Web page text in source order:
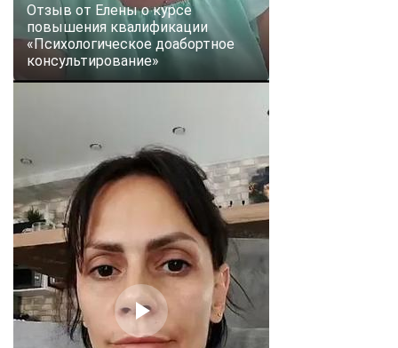
Отзыв от Елены о курсе
повышения квалификации
«Психологическое доабортное
консультирование»